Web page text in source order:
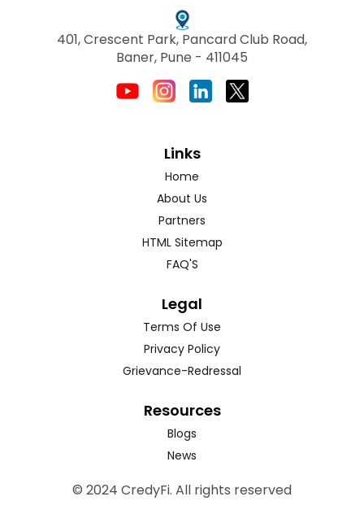
401, Crescent Park, Pancard Club Road,
Baner, Pune - 411045
Links
Home
About Us
Partners
HTML Sitemap
FAQ'S
Legal
Terms Of Use
Privacy Policy
Grievance-Redressal
Resources
Blogs
News
© 2024 CredyFi. All rights reserved